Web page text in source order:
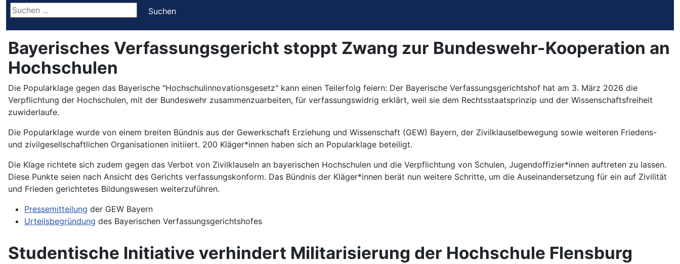
Suchen ...
Suchen
Bayerisches Verfassungsgericht stoppt Zwang zur Bundeswehr-Kooperation an
Hochschulen
Die Popularklage gegen das Bayerische "Hochschulinnovationsgesetz" kann einen Teilerfolg feiern: Der Bayerische Verfassungsgerichtshof hat am 3. März 2026 die
Verpflichtung der Hochschulen, mit der Bundeswehr zusammenzuarbeiten, für verfassungswidrig erklärt, weil sie dem Rechtsstaatsprinzip und der Wissenschaftsfreiheit
zuwiderlaufe.
Die Popularklage wurde von einem breiten Bündnis aus der Gewerkschaft Erziehung und Wissenschaft (GEW) Bayern, der Zivilklauselbewegung sowie weiteren Friedens-
und zivilgesellschaftlichen Organisationen initiiert. 200 Kläger*innen haben sich an Popularklage beteiligt.
Die Klage richtete sich zudem gegen das Verbot von Zivilklauseln an bayerischen Hochschulen und die Verpflichtung von Schulen, Jugendoffizier*innen auftreten zu lassen.
Diese Punkte seien nach Ansicht des Gerichts verfassungskonform. Das Bündnis der Kläger*innen berät nun weitere Schritte, um die Auseinandersetzung für ein auf Zivilität
und Frieden gerichtetes Bildungswesen weiterzuführen.
Pressemitteilung der GEW Bayern
Urteilsbegründung des Bayerischen Verfassungsgerichtshofes
Studentische Initiative verhindert Militarisierung der Hochschule Flensburg